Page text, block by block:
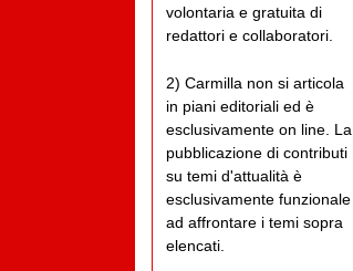
volontaria e gratuita di
redattori e collaboratori.
2) Carmilla non si articola
in piani editoriali ed è
esclusivamente on line. La
pubblicazione di contributi
su temi d'attualità è
esclusivamente funzionale
ad affrontare i temi sopra
elencati.